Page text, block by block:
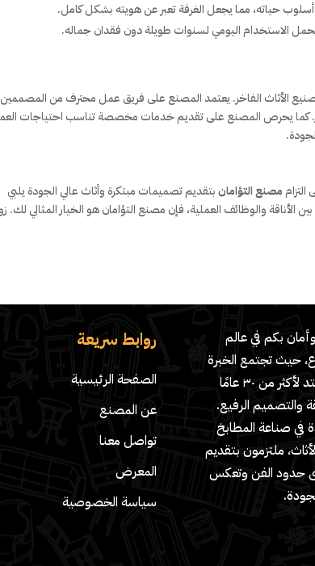
حياته، مما يجعل الغرفة تعبر عن هويته بشكل كامل.
الاستخدام اليومي لسنوات طويلة دون فقدان جماله.
الأثاث الفاخر. يعتمد المصنع على فريق عمل محترف من المصممين
كما يحرص المصنع على تقديم خدمات مخصصة تناسب احتياجات
مصنع التؤامانبتقديم تصميمات مبتكرة وأثاث عالي الجودة يلبي
والوظائف العملية، فإن مصنع التؤامان هو الخيار المثالي لك.
روابط سريعة
الصفحة الرئيسية
عن المصنع
تواصل معنا
المعرض
سياسة الخصوصية
بكم في عالم
حيث تجتمع الخبرة
الطويلة التي تمتد لأكثر من ٣٠ عامًا
والتصميم الرفيع.
في صناعة المطابخ
ملتزمون بتقديم
حدود الفن وتعكس